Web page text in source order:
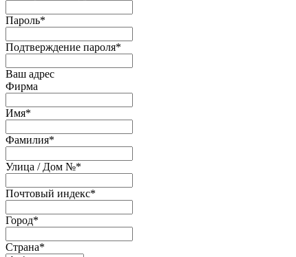
Пароль*
Подтверждение пароля*
Ваш адрес
Фирма
Имя*
Фамилия*
Улица / Дом №*
Почтовый индекс*
Город*
Страна*